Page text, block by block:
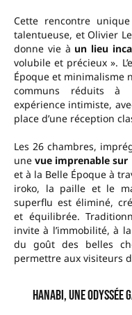
Cette rencontre
talentueuse, et Olivier
donne vie à un lieu
volubile et précieux ».
Époque et minimalisme
communs réduits à
expérience intimiste,
place d’une réception
Les 26 chambres,
unevue imprenable sur
et à la Belle Époque à
iroko, la paille et le
superflu est éliminé,
et équilibrée.
invite à l’immobilité, à
du goût des belles
permettre aux visiteurs
Hanabi, une odyssée